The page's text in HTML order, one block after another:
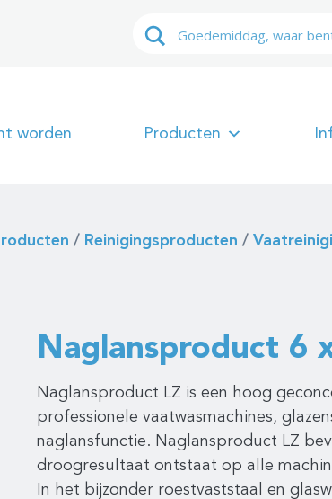
worden Producten
/ Reinigingsproducten /
Naglansproduct 6
Naglansproduct LZ is een hoog
professionele vaatwasmachines,
naglansfunctie. Naglansproduct LZ
droogresultaat ontstaat op alle
In het bijzonder roestvaststaal en